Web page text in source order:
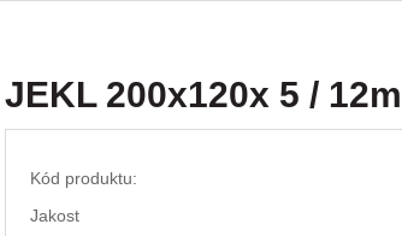
JEKL 200x120x 5 / 12m
Kód produktu:
Jakost